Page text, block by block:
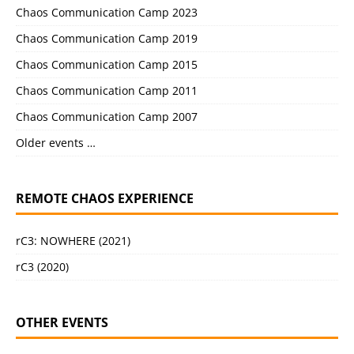
Chaos Communication Camp 2023
Chaos Communication Camp 2019
Chaos Communication Camp 2015
Chaos Communication Camp 2011
Chaos Communication Camp 2007
Older events …
REMOTE CHAOS EXPERIENCE
rC3: NOWHERE (2021)
rC3 (2020)
OTHER EVENTS